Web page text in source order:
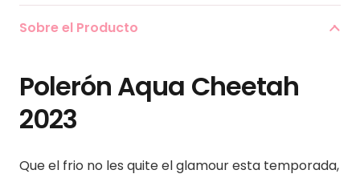
2023
Sobre el Producto
Polerón Aqua Cheetah
2023
Que el frio no les quite el glamour esta temporada,